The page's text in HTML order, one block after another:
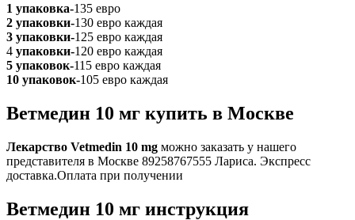
1 упаковка-135 евро
2 упаковки-130 евро каждая
3 упаковки-125 евро каждая
4 упаковки-120 евро каждая
5 упаковок-115 евро каждая
10 упаковок-105 евро каждая
Ветмедин 10 мг купить в Москве
Лекарство Vetmedin 10 mg можно заказать у нашего
представителя в Москве 89258767555 Лариса. Экспресс
доставка.Оплата при получении
Ветмедин 10 мг инструкция